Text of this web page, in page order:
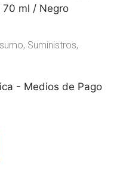
70 ml / Negro
, Suministros,